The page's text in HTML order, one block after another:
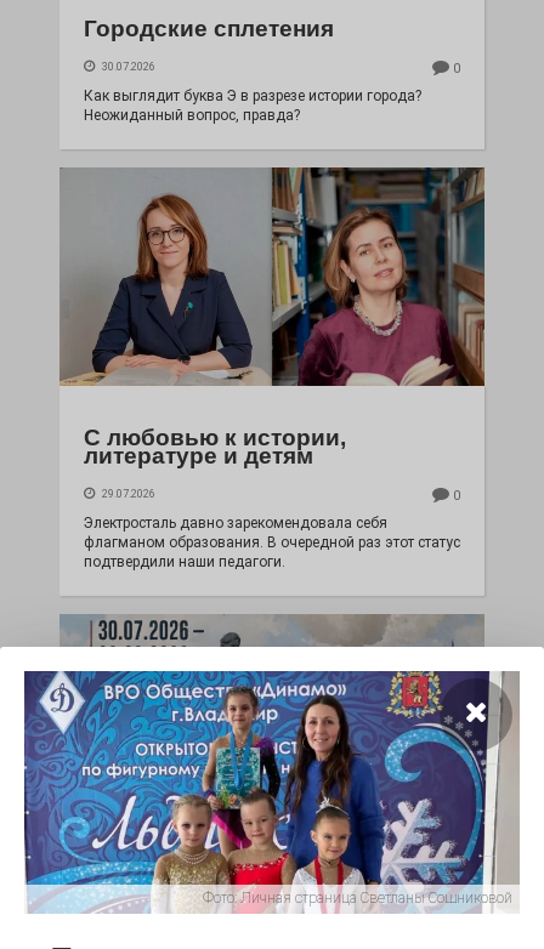
Городские сплетения
30.07.2026 0
Как выглядит буква Э в разрезе истории города?
Неожиданный вопрос, правда?
С любовью к истории,
литературе и детям
29.07.2026 0
Электросталь давно зарекомендовала себя
флагманом образования. В очередной раз этот статус
подтвердили наши педагоги.
Чувство Родины — одно на
всех Фото:Личная страница Светланы Сошниковой